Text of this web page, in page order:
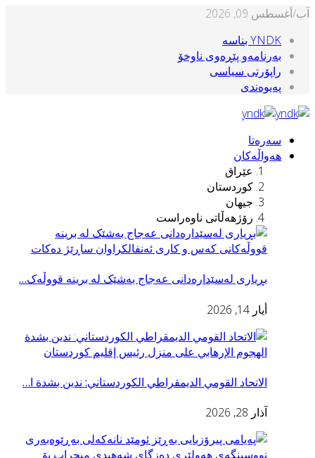
أغسطس 09, 2026
YNDK بناسه‌
بەرنامەو پێڕەوی ناوخۆ
راپۆرتی سیاسی
پەیوەندی
سەرەتا
هەواڵەکان
عێراق
کوردستان
جیهان
رۆژهەڵاتی ناوەراست
بڕیاری له‌سێداره‌دانی عه‌جاج بەشێک لە برینە قووڵەک…
أيار 14, 2026
الاتحاد القومي الديمقراطي الكوردستاني: ندين بشدة ا…
آذار 28, 2026